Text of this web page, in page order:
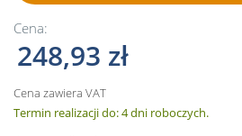
Cena:
248,93 zł
Cena zawiera VAT
Termin realizacji do: 4 dni roboczych.